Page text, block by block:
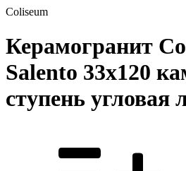
Coliseum
Керамогранит
Salento 33х120
ступень угловая